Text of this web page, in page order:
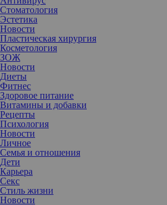
Стоматология
Эстетика
Новости
Пластическая хирургия
Косметология
ЗОЖ
Новости
Диеты
Фитнес
Здоровое питание
Витамины и добавки
Рецепты
Психология
Новости
Личное
Семья и отношения
Дети
Карьера
Секс
Стиль жизни
Новости
Очередной праздник красоты